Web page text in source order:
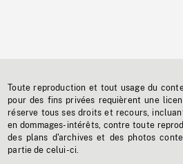
Toute reproduction et tout usage du
pour des fins privées requièrent une
réserve tous ses droits et recours,
en dommages-intérêts, contre toute
des plans d'archives et des photos
partie de celui-ci.